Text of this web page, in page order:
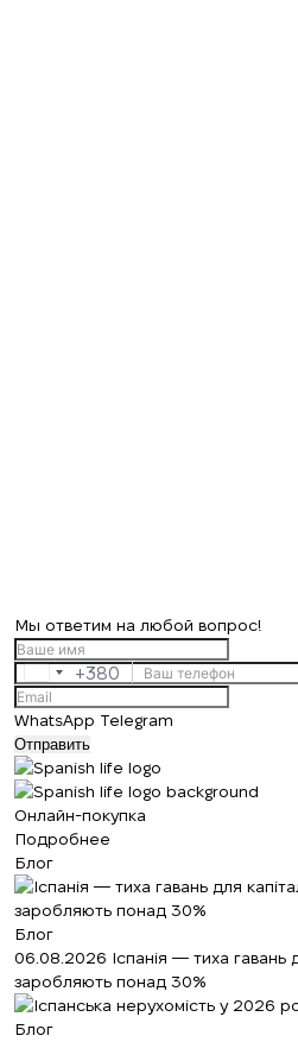
Мы ответим на любой вопрос!
Ukraine
+380
+380
WhatsApp Telegram
Отправить
Онлайн-покупка
Подробнее
Блог
Блог
06.08.2026 Іспанія — тиха гавань
заробляють понад 30%
Блог